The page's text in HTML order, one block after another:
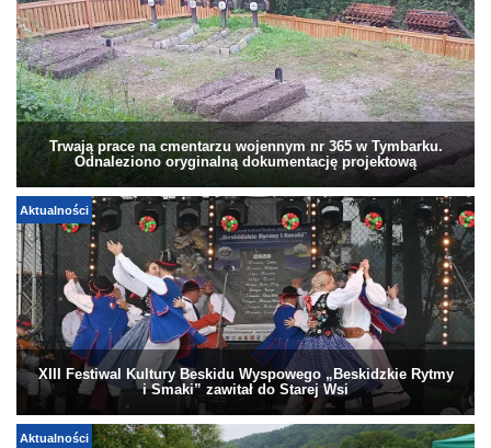
Trwają prace na cmentarzu wojennym nr 365 w Tymbarku.
Odnaleziono oryginalną dokumentację projektową
Aktualności
XIII Festiwal Kultury Beskidu Wyspowego „Beskidzkie Rytmy
i Smaki” zawitał do Starej Wsi
Aktualności